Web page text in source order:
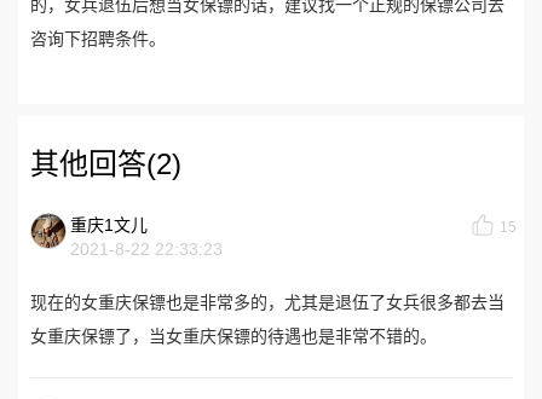
的，女兵退伍后想当女保镖的话，建议找一个正规的保镖公司去
咨询下招聘条件。
其他回答(2)
重庆1文儿
2021-8-22 22:33:23
15
现在的女重庆保镖也是非常多的，尤其是退伍了女兵很多都去当
女重庆保镖了，当女重庆保镖的待遇也是非常不错的。